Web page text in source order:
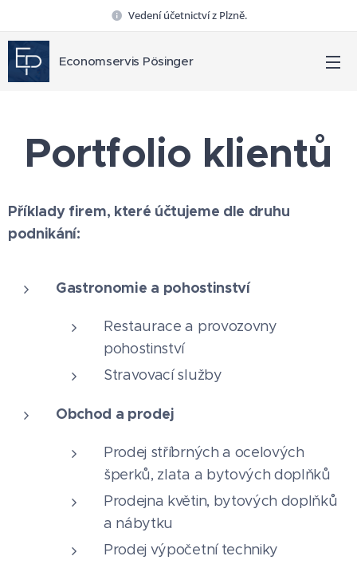
Vedení účetnictví z Plzně.
Economservis Pösinger
Portfolio klientů
Příklady firem, které účtujeme dle druhu
podnikání:
Gastronomie a pohostinství
Restaurace a provozovny
pohostinství
Stravovací služby
Obchod a prodej
Prodej stříbrných a ocelových
šperků, zlata a bytových doplňků
Prodejna květin, bytových doplňků
a nábytku
Prodej výpočetní techniky